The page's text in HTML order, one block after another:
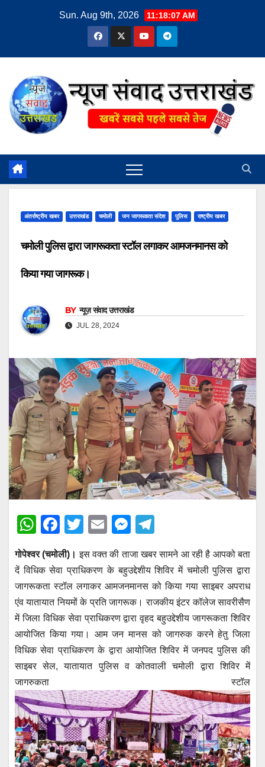
Sun. Aug 9th, 2026 11:18:08 AM
अंतर्राष्ट्रीय खबर उत्तराखंड चमोली जन जागरूकता संदेश पुलिस राष्ट्रीय खबर
चमोली पुलिस द्वारा जागरूकता स्टॉल लगाकर आमजनमानस को
किया गया जागरूक।
BY न्यूज़ संवाद उत्तराखंड
JUL 28, 2024
W
at
s
A
p
p
F
a
c
e
b
o
o
k
T
tt
er
E
ail
M
ss
e
n
g
er
e
gr
a
m
गोपेश्वर (चमोली)। इस वक्त की ताजा खबर सामने आ रही है आपको बता
दें विधिक सेवा प्राधिकरण के बहुउद्देशीय शिविर में चमोली पुलिस द्वारा
जागरूकता स्टॉल लगाकर आमजनमानस को किया गया साइबर अपराध
एंव यातायात नियमों के प्रति जागरूक। राजकीय इंटर कॉलेज सावरीसैण
में जिला विधिक सेवा प्राधिकरण द्वारा वृहद बहुउद्देशीय जागरूकता शिविर
आयोजित किया गया। आम जन मानस को जागरुक करने हेतु जिला
विधिक सेवा प्राधिकरण के द्वारा आयोजित शिविर में जनपद पुलिस की
साइबर सेल, यातायात पुलिस व कोतवाली चमोली द्वारा शिविर में
जागरुकता स्टॉल